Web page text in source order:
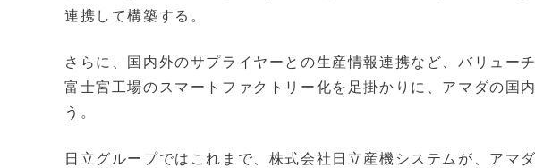
連携して構築する。
さらに、国内外のサプライヤーとの生産情報連携など、バリュー
富士宮工場のスマートファクトリー化を足掛かりに、アマダの国
う。
日立グループではこれまで、株式会社日立産機システムが、アマ